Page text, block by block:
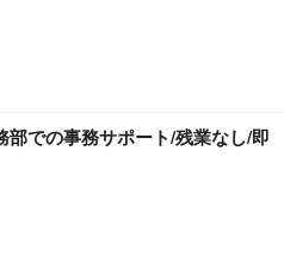
部での事務サポート/残業なし/即